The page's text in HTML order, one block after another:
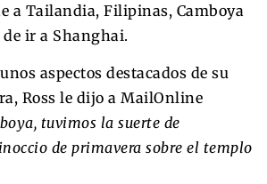
a Tailandia, Filipinas, Camboya
ir a Shanghai.
aspectos destacados de su
Ross le dijo a MailOnline
tuvimos la suerte de
de primavera sobre el templo